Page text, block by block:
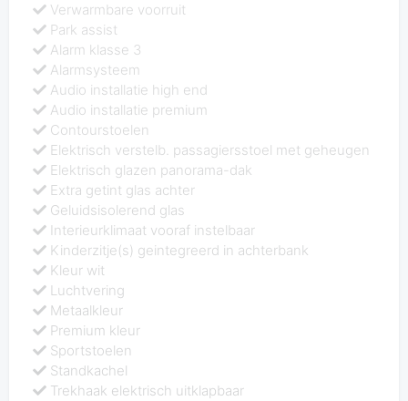
Verwarmbare voorruit
Park assist
Alarm klasse 3
Alarmsysteem
Audio installatie high end
Audio installatie premium
Contourstoelen
Elektrisch verstelb. passagiersstoel met geheugen
Elektrisch glazen panorama-dak
Extra getint glas achter
Geluidsisolerend glas
Interieurklimaat vooraf instelbaar
Kinderzitje(s) geintegreerd in achterbank
Kleur wit
Luchtvering
Metaalkleur
Premium kleur
Sportstoelen
Standkachel
Trekhaak elektrisch uitklapbaar